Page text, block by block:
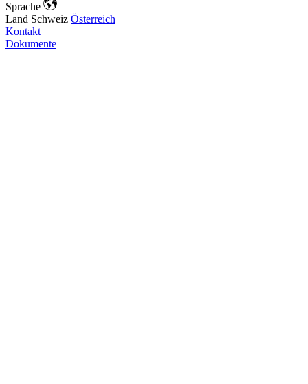
Sprache
Land Schweiz Österreich
Kontakt
Dokumente